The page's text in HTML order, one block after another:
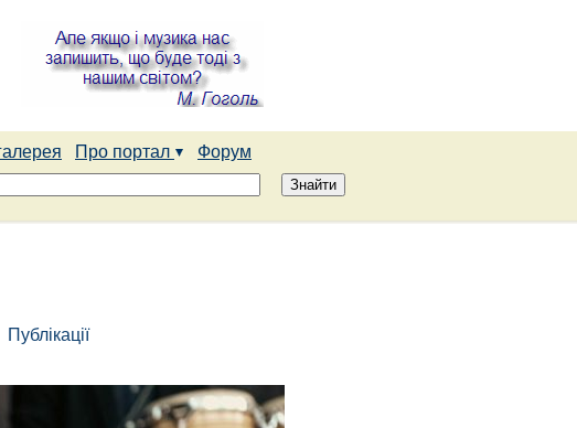
Про портал
Форум
Публікації